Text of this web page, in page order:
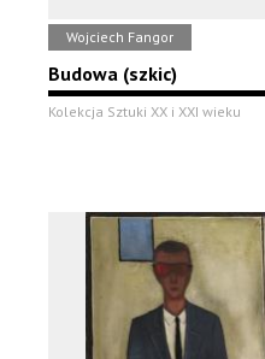
Wojciech Fangor
Budowa (szkic)
Kolekcja Sztuki XX i XXI wieku